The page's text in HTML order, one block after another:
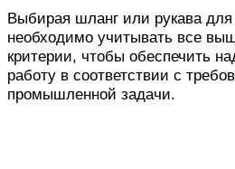
Выбирая шланг или рукава для
необходимо учитывать все
критерии, чтобы обеспечить
работу в соответствии с
промышленной задачи.